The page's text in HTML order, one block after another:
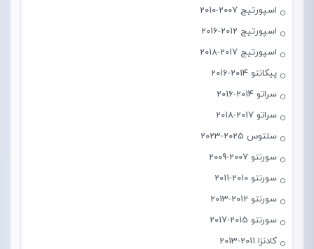
اسپورتیج 2007-2010
اسپورتیج 2012-2016
اسپورتیج 2017-2018
پیکانتو 2014-2016
سراتو 2014-2016
سراتو 2017-2018
سلتوس 2025-2023
سورنتو 2007-2009
سورنتو 2010-2011
سورنتو 2012-2013
سورنتو 2015-2017
کادنزا 2011-2013